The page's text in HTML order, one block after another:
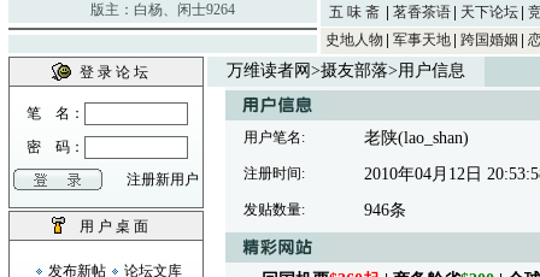
版主： 白杨、 闲士9264 五 味 斋 茗香茶语 天下论坛
史地人物
军事天地 跨国婚姻
登 录 论 坛
笔 名：
密 码：
注册新用户
用 户 桌 面
发布新帖
论坛文库
万维读者网 >摄友部落>用户信息
用户笔名: 老陕(lao_shan)
注册时间: 2010年04月12日
发贴数量: 946条